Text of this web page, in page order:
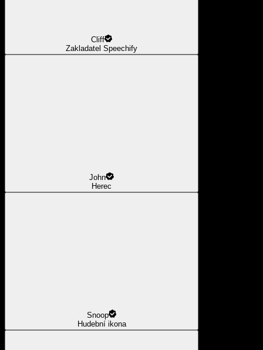
Cliff
Zakladatel Speechify
John
Herec
Snoop
Hudební ikona